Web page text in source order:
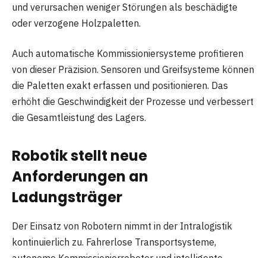
und verursachen weniger Störungen als beschädigte
oder verzogene Holzpaletten.
Auch automatische Kommissioniersysteme profitieren
von dieser Präzision. Sensoren und Greifsysteme können
die Paletten exakt erfassen und positionieren. Das
erhöht die Geschwindigkeit der Prozesse und verbessert
die Gesamtleistung des Lagers.
Robotik stellt neue
Anforderungen an
Ladungsträger
Der Einsatz von Robotern nimmt in der Intralogistik
kontinuierlich zu. Fahrerlose Transportsysteme,